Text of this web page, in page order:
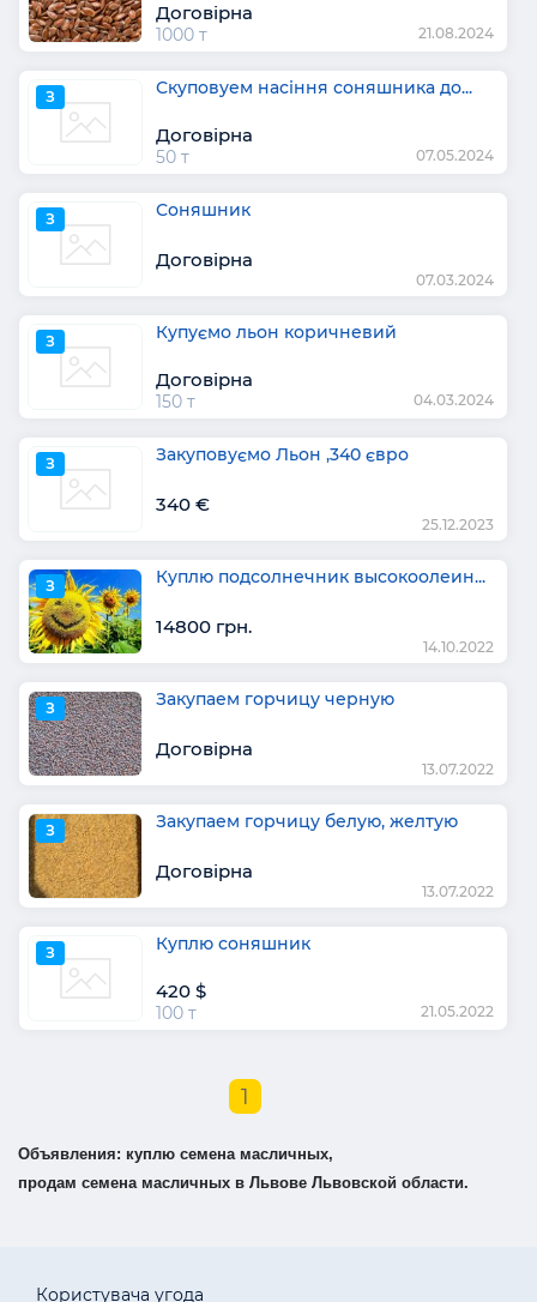
Договірна
1000 т 21.08.2024
З Скуповуем насіння соняшника до...
Договірна
50 т 07.05.2024
З Соняшник
Договірна
07.03.2024
З Купуємо льон коричневий
Договірна
150 т 04.03.2024
З Закуповуємо Льон ,340 євро
340 €
25.12.2023
З Куплю подсолнечник высокоолеин...
14800 грн.
14.10.2022
З Закупаем горчицу черную
Договірна
13.07.2022
З Закупаем горчицу белую, желтую
Договірна
13.07.2022
З Куплю соняшник
420 $
100 т 21.05.2022
1
Объявления: куплю семена масличных,
продам семена масличных в Львове Львовской области.
Користувача угода